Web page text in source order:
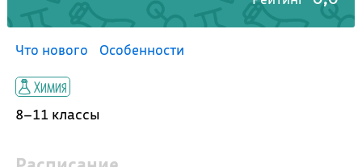
Что нового Особенности
Химия
8–11 классы